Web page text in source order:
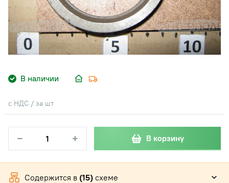
В наличии
с НДС / за шт
− + В корзину
Содержится в (15) схеме